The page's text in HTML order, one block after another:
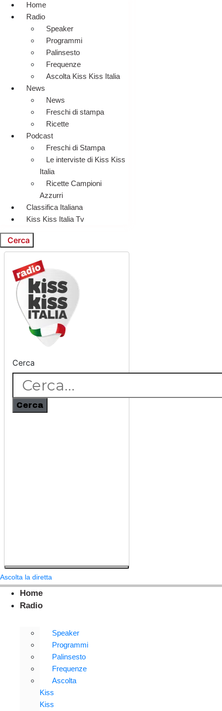
Home
Radio
Speaker
Programmi
Palinsesto
Frequenze
Ascolta Kiss Kiss Italia
News
News
Freschi di stampa
Ricette
Podcast
Freschi di Stampa
Le interviste di Kiss Kiss
Italia
Ricette Campioni
Azzurri
Classifica Italiana
Kiss Kiss Italia Tv
Cerca
Cerca
Cerca
Ascolta la diretta
Home
Radio
Speaker
Programmi
Palinsesto
Frequenze
Ascolta
Kiss
Kiss